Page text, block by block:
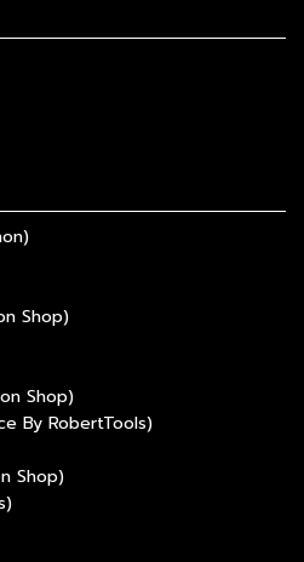
Shop)
Shop)
By RobertTools)
Shop)